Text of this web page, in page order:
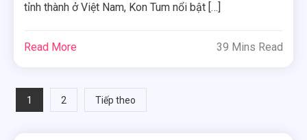
tỉnh thành ở Việt Nam, Kon Tum nổi bật […]
Read More 39 Mins Read
Phân
1 2 Tiếp theo